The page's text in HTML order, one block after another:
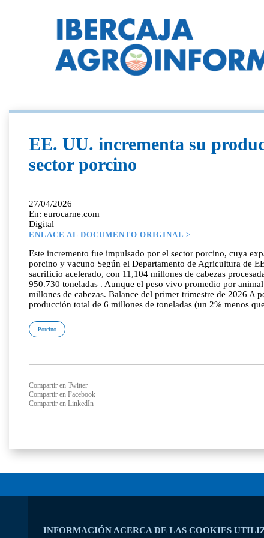
INFORMACIÓN ACERCA DE LAS COOKIES
EE. UU. incrementa su
sector porcino
27/04/2026
En: eurocarne.com
Digital
ENLACE AL DOCUMENTO ORIGINAL >
Este incremento fue impulsado por el sector porcino, cuya
porcino y vacuno Según el Departamento de Agricultura de
sacrificio acelerado, con 11,104 millones de cabezas
950.730 toneladas . Aunque el peso vivo promedio por
millones de cabezas. Balance del primer trimestre de 2026 A
producción total de 6 millones de toneladas (un 2% menos
Porcino
Compartir en Twitter
Compartir en Facebook
Compartir en LinkedIn